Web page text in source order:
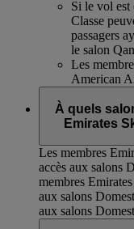
Si le vol est
Classe
passagers
le salon
Les
American
À quels
Emirates
Les membres
accès aux salons
membres
aux salons
aux salons